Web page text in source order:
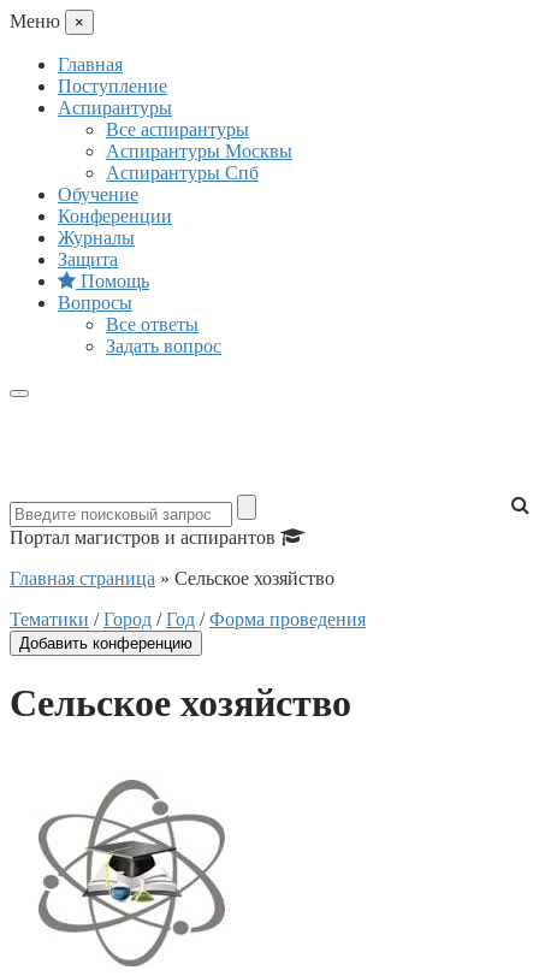
Mеню ×
Главная
Поступление
Аспирантуры
Все аспирантуры
Аспирантуры Москвы
Аспирантуры Спб
Обучение
Конференции
Журналы
Защита
Помощь
Вопросы
Все ответы
Задать вопрос
Портал магистров и аспирантов
Главная страница » Сельское хозяйство
Тематики /Город /Год /Форма проведения
Добавить конференцию
Сельское хозяйство